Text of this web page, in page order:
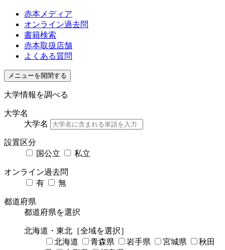
赤本メディア
オンライン過去問
書籍検索
赤本取扱店舗
よくある質問
メニューを開閉する
大学情報を調べる
大学名
大学名
設置区分
国公立
私立
オンライン過去問
有
無
都道府県
都道府県を選択
北海道・東北 ［全域を選択］
北海道
青森県 岩手県 宮城県
秋田